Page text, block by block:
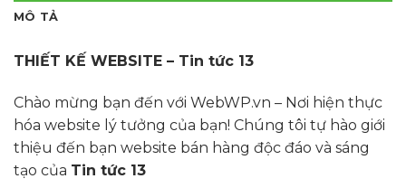
MÔ TẢ
THIẾT KẾ WEBSITE – Tin tức 13
Chào mừng bạn đến với WebWP.vn – Nơi hiện thực
hóa website lý tưởng của bạn! Chúng tôi tự hào giới
thiệu đến bạn website bán hàng độc đáo và sáng
tạo của Tin tức 13